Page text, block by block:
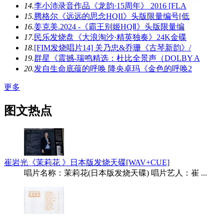
14.李小沛录音作品《龙韵·15周年》 2016 [FLA
15.腾格尔《远远的思念HQII》头版限量编号[低
16.姜克美.2024 -《霸王别姬HQⅡ》头版限量编
17.民乐发烧盘《大浪淘沙·精英独奏》24K金碟
18.[FIM发烧唱片14] 关乃忠&乔珊《古琴新韵》/
19.群星《震撼-瑞鸣精选：杜比全景声（DOLBY A
20.发自生命底蕴的呼唤 降央卓玛《金色的呼唤2
更多
图文热点
崔岩光《茉莉花 》日本版发烧天碟[WAV+CUE]
唱片名称：茉莉花(日本版发烧天碟) 唱片艺人：崔 ...